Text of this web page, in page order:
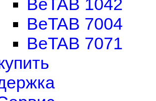
BeTAB 1042
BeTAB 7004
BeTAB 7071